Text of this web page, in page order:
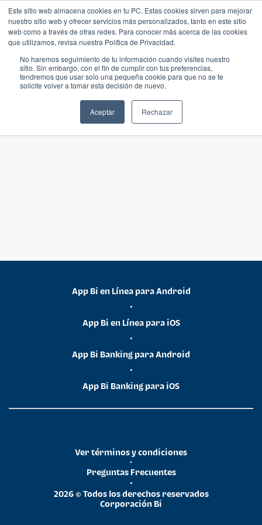
Este sitio web almacena cookies en tu PC. Estas cookies sirven para mejorar
nuestro sitio web y ofrecer servicios más personalizados, tanto en este sitio
web como a través de otras redes. Para conocer más acerca de las cookies
que utilizamos, revisa nuestra Política de Privacidad.
No haremos seguimiento de tu información cuando visites nuestro
sitio. Sin embargo, con el fin de cumplir con tus preferencias,
tendremos que usar solo una pequeña cookie para que no se te
solicite volver a tomar esta decisión de nuevo.
Aceptar Rechazar
App Bi en Línea para Android
•
App Bi en Línea para iOS
•
App Bi Banking para Android
•
App Bi Banking para iOS
2026 © Todos los derechos reservados
Corporación Bi
•
Preguntas Frecuentes
•
Ver términos y condiciones